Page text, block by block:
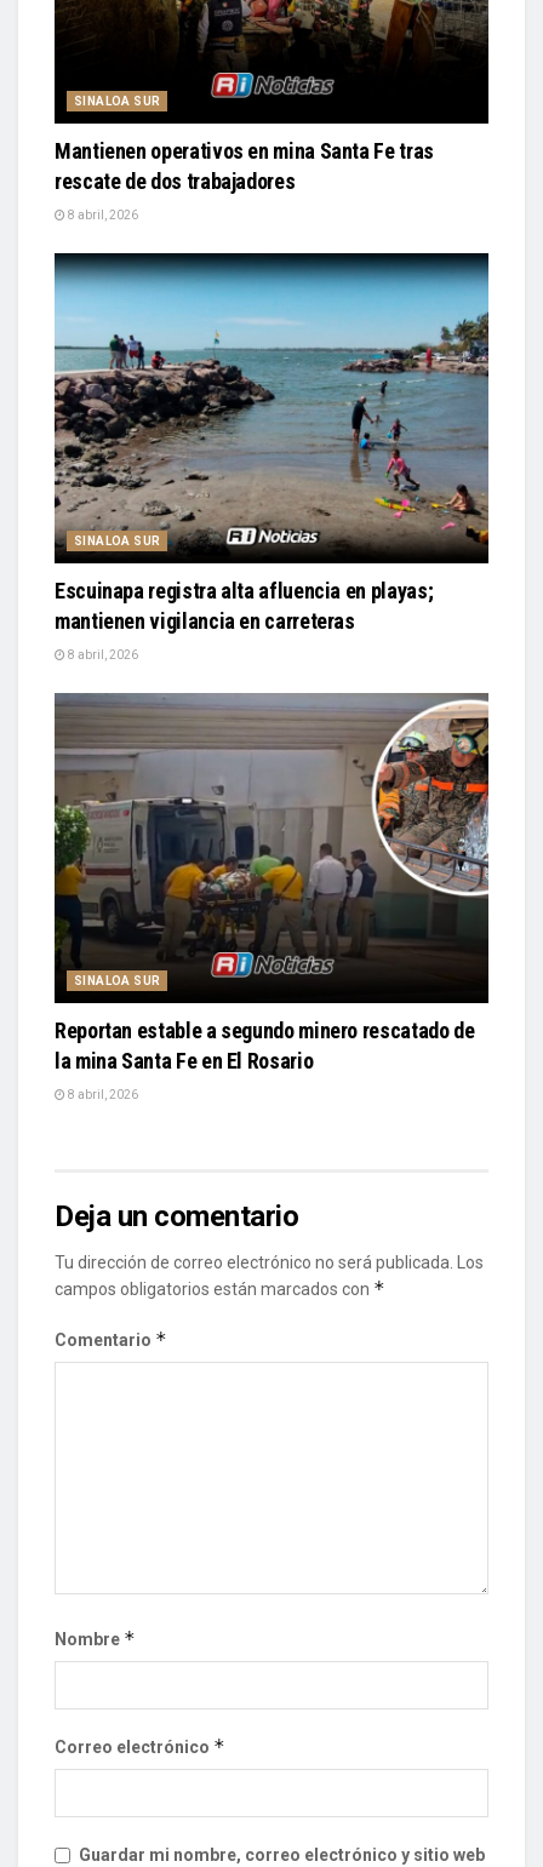
SINALOA SUR
Mantienen operativos en mina Santa Fe tras
rescate de dos trabajadores
8 abril, 2026
SINALOA SUR
Escuinapa registra alta afluencia en playas;
mantienen vigilancia en carreteras
8 abril, 2026
SINALOA SUR
Reportan estable a segundo minero rescatado de
la mina Santa Fe en El Rosario
8 abril, 2026
Deja un comentario
Tu dirección de correo electrónico no será publicada.
Los
campos obligatorios están marcados con *
Comentario *
Nombre *
Correo electrónico *
Guardar mi nombre, correo electrónico y sitio web